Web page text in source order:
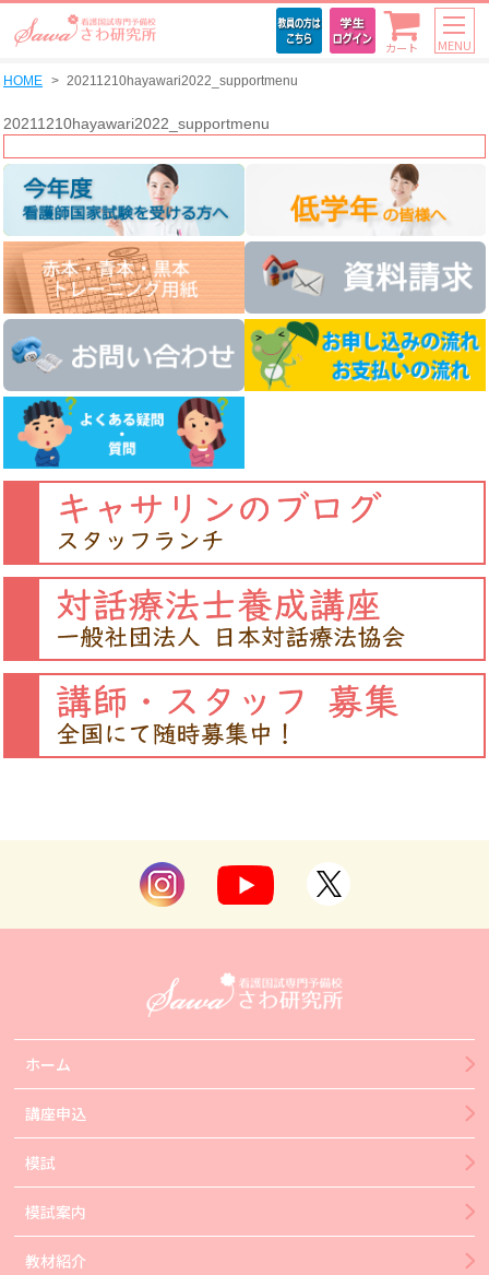
カート MENU
HOME 20211210hayawari2022_supportmenu
20211210hayawari2022_supportmenu
ホーム
講座申込
模試
模試案内
教材紹介